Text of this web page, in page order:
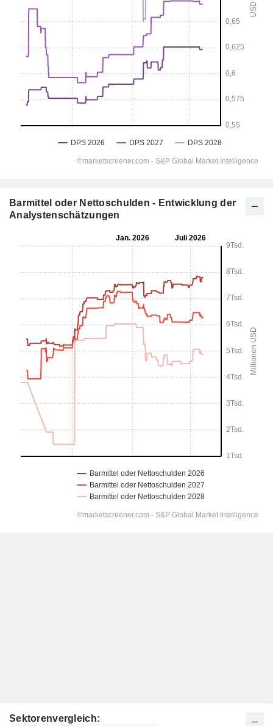
Barmittel oder Nettoschulden - Entwicklung der
Analystenschätzungen
Sektorenvergleich: